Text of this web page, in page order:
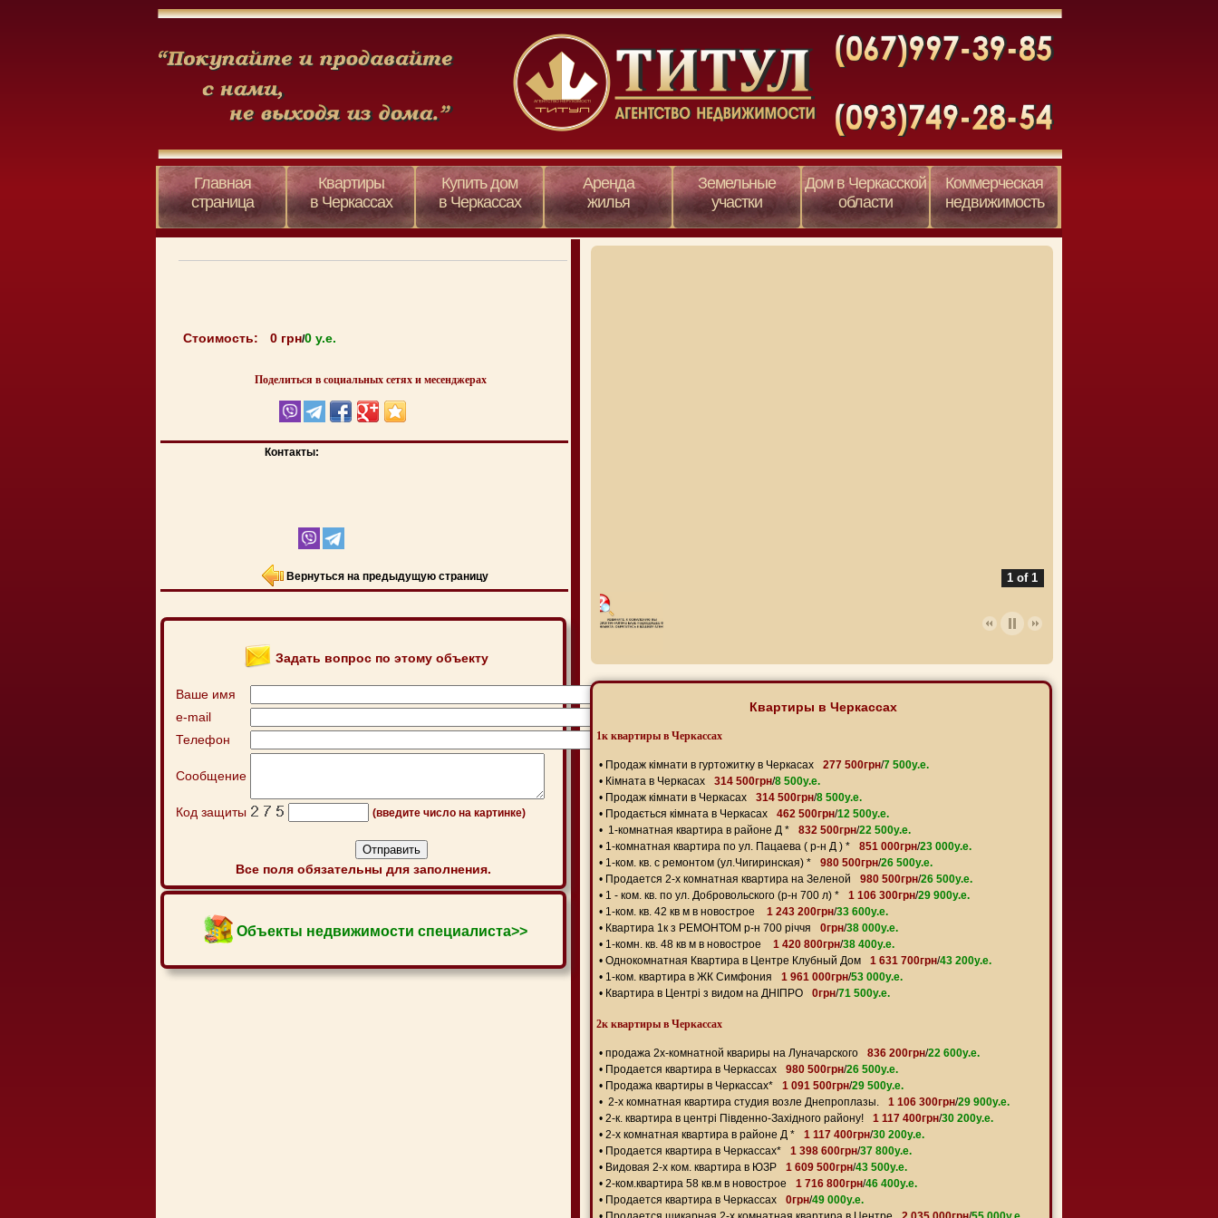
Главная
страница
Квартиры
в Черкассах
Купить дом
в Черкассах
Аренда
жилья
Земельные
участки
Дом в Черкасской
области
Коммерческая
недвижимость
Стоимость: 0 грн/0 y.e.
Поделиться в социальных сетях и месенджерах
Контакты:
Вернуться на предыдущую страницу
Задать вопрос по этому объекту
Ваше имя
e-mail
Телефон
Сообщение
Код защиты (введите число на картинке)
Все поля обязательны для заполнения.
Объекты недвижимости специалиста>>
1 of 1
Квартиры в Черкассах
1к квартиры в Черкассах
• Продаж кімнати в гуртожитку в Черкасах 277 500грн/7 500y.e.
• Кімната в Черкасах 314 500грн/8 500y.e.
• Продаж кімнати в Черкасах 314 500грн/8 500y.e.
• Продається кімната в Черкасах 462 500грн/12 500y.e.
• 1-комнатная квартира в районе Д * 832 500грн/22 500y.e.
• 1-комнатная квартира по ул. Пацаева ( р-н Д ) * 851 000грн/23 000y.e.
• 1-ком. кв. с ремонтом (ул.Чигиринская) * 980 500грн/26 500y.e.
• Продается 2-х комнатная квартира на Зеленой 980 500грн/26 500y.e.
• 1 - ком. кв. по ул. Добровольского (р-н 700 л) * 1 106 300грн/29 900y.e.
• 1-ком. кв. 42 кв м в новострое 1 243 200грн/33 600y.e.
• Квартира 1к з РЕМОНТОМ р-н 700 річчя 0грн/38 000y.e.
• 1-комн. кв. 48 кв м в новострое 1 420 800грн/38 400y.e.
• Однокомнатная Квартира в Центре Клубный Дом 1 631 700грн/43 200y.e.
• 1-ком. квартира в ЖК Симфония 1 961 000грн/53 000y.e.
• Квартира в Центрі з видом на ДНІПРО 0грн/71 500y.e.
2к квартиры в Черкассах
• продажа 2х-комнатной квариры на Луначарского 836 200грн/22 600y.e.
• Продается квартира в Черкассах 980 500грн/26 500y.e.
• Продажа квартиры в Черкассах* 1 091 500грн/29 500y.e.
• 2-х комнатная квартира студия возле Днепроплазы. 1 106 300грн/29 900y.e.
• 2-к. квартира в центрі Південно-Західного району! 1 117 400грн/30 200y.e.
• 2-х комнатная квартира в районе Д * 1 117 400грн/30 200y.e.
• Продается квартира в Черкассах* 1 398 600грн/37 800y.e.
• Видовая 2-х ком. квартира в ЮЗР 1 609 500грн/43 500y.e.
• 2-ком.квартира 58 кв.м в новострое 1 716 800грн/46 400y.e.
• Продается квартира в Черкассах 0грн/49 000y.e.